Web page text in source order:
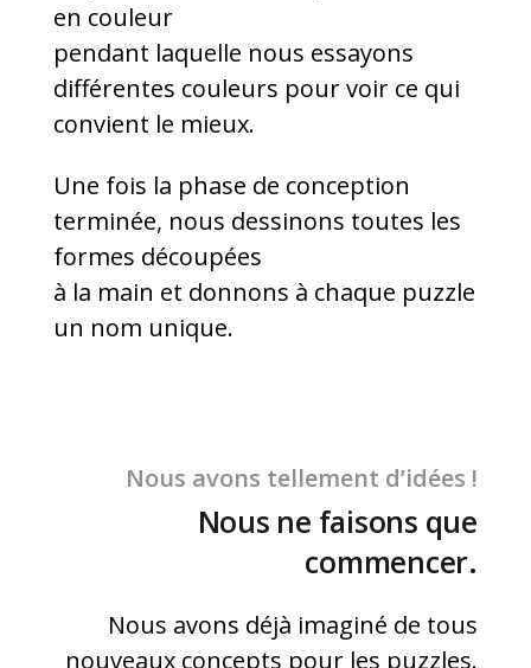
en couleur
pendant laquelle nous essayons
différentes couleurs pour voir ce qui
convient le mieux.
Une fois la phase de conception
terminée, nous dessinons toutes les
formes découpées
à la main et donnons à chaque puzzle
un nom unique.
Nous avons tellement d’idées !
Nous ne faisons que
commencer.
Nous avons déjà imaginé de tous
nouveaux concepts pour les puzzles.